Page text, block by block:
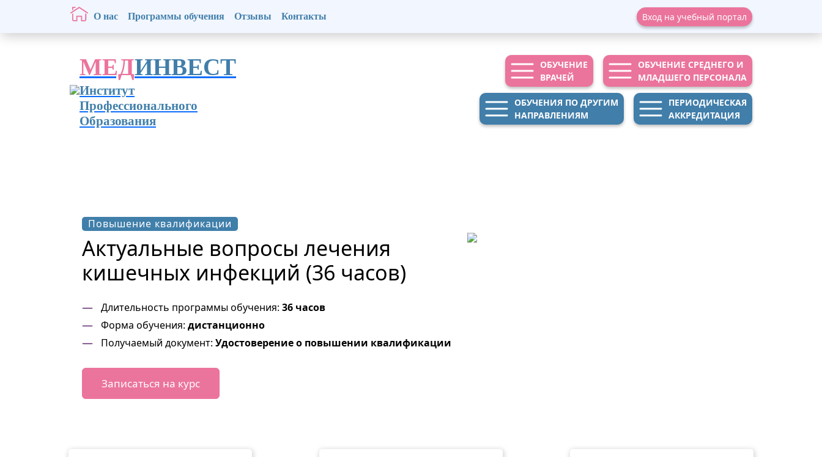
О нас Программы обучения Отзывы Контакты Вход на учебный портал
МЕДИНВЕСТ
Институт
Профессионального
Образования
ОБУЧЕНИЕ
ВРАЧЕЙ
ОБУЧЕНИЕ СРЕДНЕГО И
МЛАДШЕГО ПЕРСОНАЛА
ОБУЧЕНИЯ ПО ДРУГИМ
НАПРАВЛЕНИЯМ
ПЕРИОДИЧЕСКАЯ
АККРЕДИТАЦИЯ
Повышение квалификации
Актуальные вопросы лечения
кишечных инфекций (36 часов)
Длительность программы обучения: 36 часов
Форма обучения: дистанционно
Получаемый документ: Удостоверение о повышении квалификации
Записаться на курс